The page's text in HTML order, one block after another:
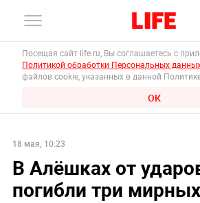
Посещая сайт life.ru, Вы соглашаетесь с
Политикой обработки Персональных
файлов cookie, указанных в данной
ОК
18 мая, 10:23
В Алёшках от
погибли три